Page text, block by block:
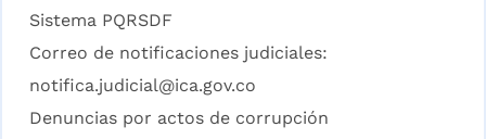
Sistema PQRSDF
Correo de notificaciones judiciales:
notifica.judicial@ica.gov.co
Denuncias por actos de corrupción